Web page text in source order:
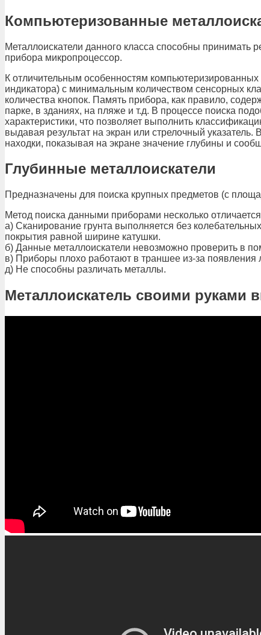
Компьютеризованные
Металлоискатели данного класса способны принимать
прибора микропроцессор.
К отличительным особенностям
индикатора) с минимальным количеством сенсорных
количества кнопок. Память прибора, как правило,
парке, в зданиях, на пляже и т.д. В процессе поиска
характеристики, что позволяет выполнить
выдавая результат на экран или стрелочный
находки, показывая на экране значение глубины и
Глубинные металлоискатели
Предназначены для поиска крупных предметов (с
Метод поиска данными приборами несколько
а) Сканирование грунта выполняется без
покрытия равной ширине катушки.
б) Данные металлоискатели невозможно проверить в
в) Приборы плохо работают в траншее из-за появления
д) Не способны различать металлы.
Металлоискатель своими руками